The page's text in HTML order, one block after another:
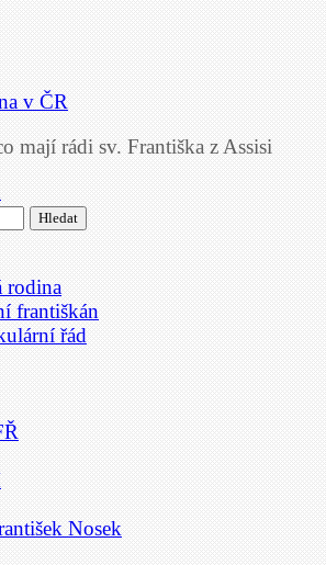
v ČR
mají rádi sv. Františka z Assisi
rodina
františkán
řád
Nosek